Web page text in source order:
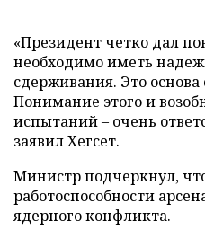
«Президент четко дал
необходимо иметь
сдерживания. Это
Понимание этого и
испытаний – очень
заявил Хегсет.
Министр подчеркнул,
работоспособности
ядерного конфликта.